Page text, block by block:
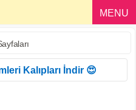
MENU
Kalıpları İndir 😍